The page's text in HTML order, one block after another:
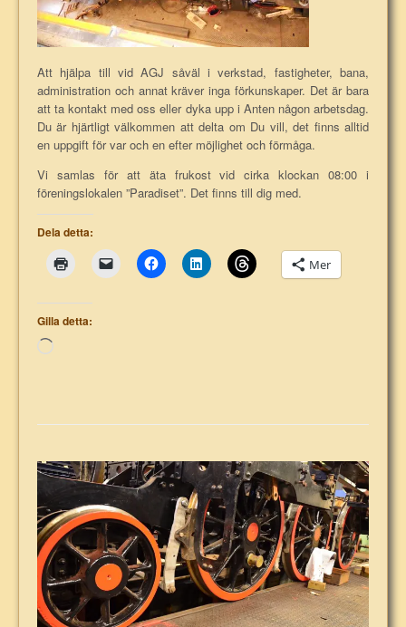
Att hjälpa till vid AGJ såväl i verkstad, fastigheter, bana,
administration och annat kräver inga förkunskaper. Det är bara
att ta kontakt med oss eller dyka upp i Anten någon arbetsdag.
Du är hjärtligt välkommen att delta om Du vill, det finns alltid
en uppgift för var och en efter möjlighet och förmåga.
Vi samlas för att äta frukost vid cirka klockan 08:00 i
föreningslokalen ”Paradiset”. Det finns till dig med.
Dela detta:
Mer
Gilla detta:
Laddar